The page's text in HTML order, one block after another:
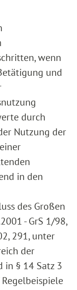
wenn
und
durch
Nutzung der
in den
des Großen
- GrS 1/98,
291, unter
der
in § 14 Satz 3